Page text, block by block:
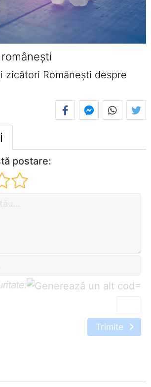
zicători Româneşti despre
postare:
=
Trimite